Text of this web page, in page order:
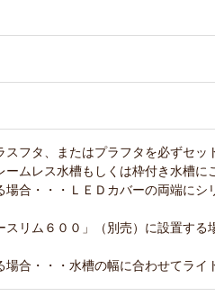
フタ、またはプラフタを必ずセッ
ムレス水槽もしくは枠付き水槽に
場合・・・ＬＥＤカバーの両端に
スリム６００」（別売）に設置す
合・・・水槽の幅に合わせてライ